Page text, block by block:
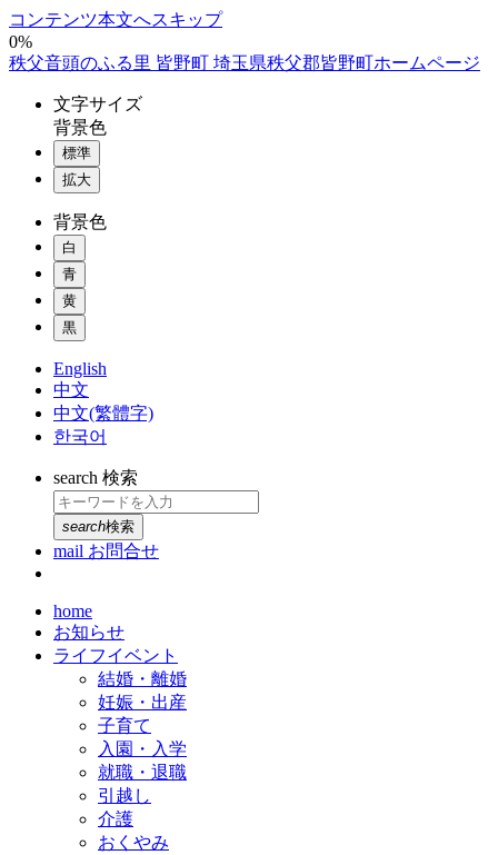
コンテンツ本文へスキップ
0%
秩父音頭のふる里 皆野町 埼玉県秩父郡皆野町ホームページ
文字サイズ
背景色
標準
拡大
背景色
白
青
黄
黒
English
中文
中文(繁體字)
한국어
search 検索
search検索
mail お問合せ
home
お知らせ
ライフイベント
結婚・離婚
妊娠・出産
子育て
入園・入学
就職・退職
引越し
介護
おくやみ